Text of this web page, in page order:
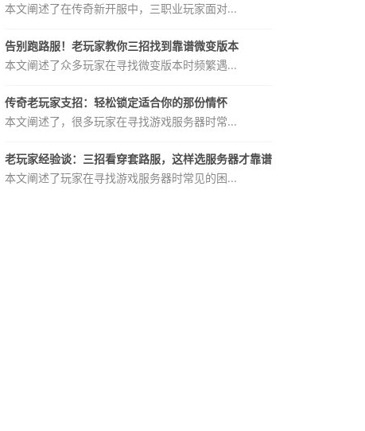
本文阐述了在传奇新开服中，三职业玩家面对...
告别跑路服！老玩家教你三招找到靠谱微变版本
本文阐述了众多玩家在寻找微变版本时频繁遇...
传奇老玩家支招：轻松锁定适合你的那份情怀
本文阐述了，很多玩家在寻找游戏服务器时常...
老玩家经验谈：三招看穿套路服，这样选服务器才靠谱
本文阐述了玩家在寻找游戏服务器时常见的困...